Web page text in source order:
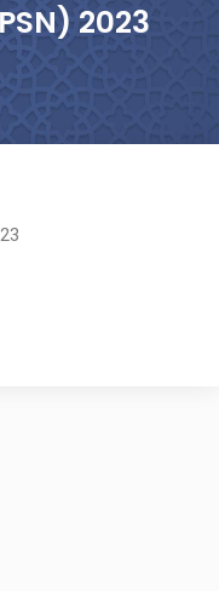
2023